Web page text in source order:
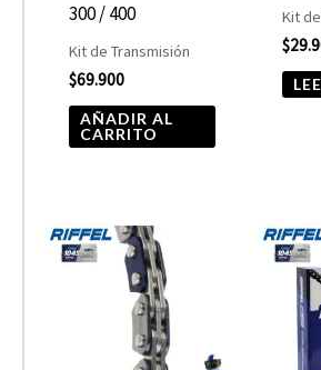
300 / 400
Kit de Transmisión
$69.900
AÑADIR AL
CARRITO
Kit
$